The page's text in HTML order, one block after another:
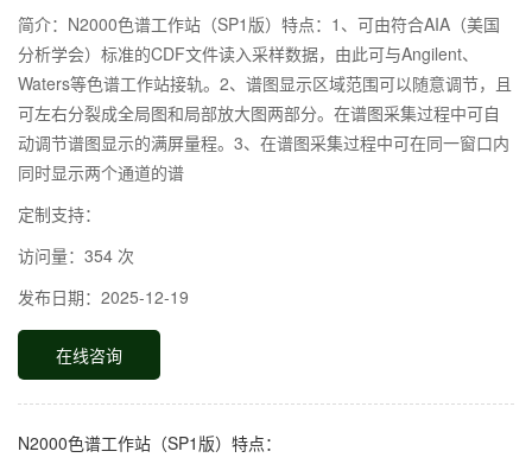
简介：N2000色谱工作站（SP1版）特点：1、可由符合AIA（美国
分析学会）标准的CDF文件读入采样数据，由此可与Angilent、
Waters等色谱工作站接轨。2、谱图显示区域范围可以随意调节，且
可左右分裂成全局图和局部放大图两部分。在谱图采集过程中可自
动调节谱图显示的满屏量程。3、在谱图采集过程中可在同一窗口内
同时显示两个通道的谱
定制支持：
访问量：354 次
发布日期：2025-12-19
在线咨询
N2000色谱工作站（SP1版）特点：